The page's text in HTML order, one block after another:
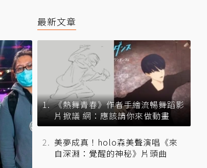
最新文章
《熱舞青春》作者手繪流暢舞蹈影
片掀議 網：應該請你來做動畫
美夢成真！holo森美聲演唱《來
自深淵：覺醒的神秘》片頭曲